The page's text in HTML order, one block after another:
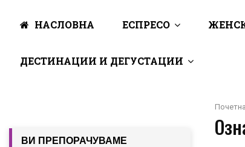
НАСЛОВНА ЕСПРЕСО
ДЕСТИНАЦИИ И ДЕГУСТАЦИИ
Почетна
ВИ ПРЕПОРАЧУВАМЕ